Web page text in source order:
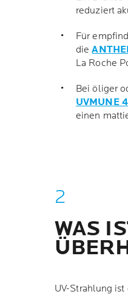
reduziert
Für
die
La Roche
Bei öliger
UVMUNE
einen
WAS
UV-Strahlung